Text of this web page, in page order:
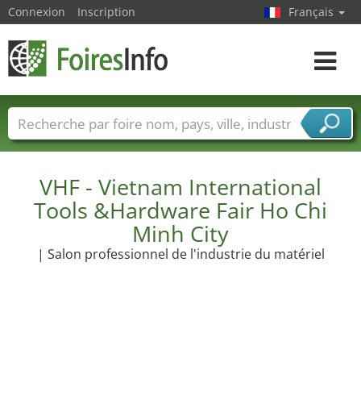
VHF - Vietnam International
Tools &Hardware Fair Ho Chi
Minh City
| Salon professionnel de l'industrie du matériel
Connexion Inscription Français
Toggle
Foire noms Pays Villes
Secteurs de foire